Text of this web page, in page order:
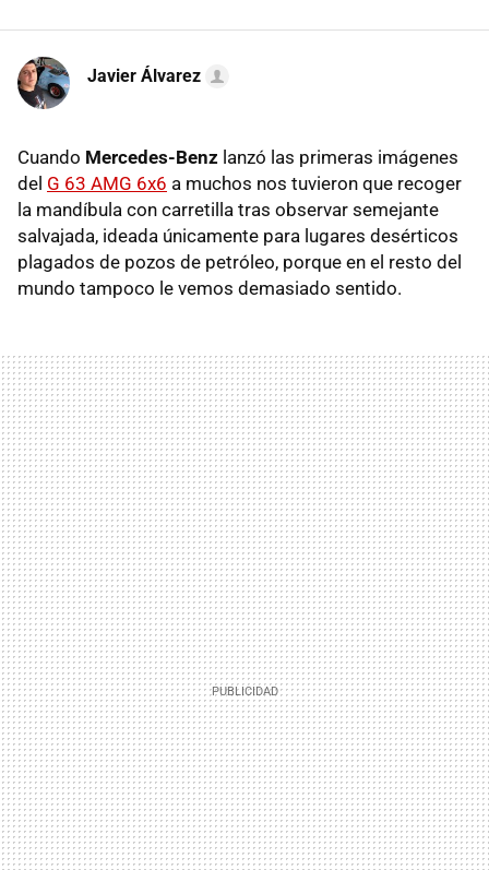
Javier Álvarez
Cuando Mercedes-Benz lanzó las primeras imágenes
del G 63 AMG 6x6 a muchos nos tuvieron que recoger
la mandíbula con carretilla tras observar semejante
salvajada, ideada únicamente para lugares desérticos
plagados de pozos de petróleo, porque en el resto del
mundo tampoco le vemos demasiado sentido.